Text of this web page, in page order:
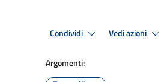
Condividi Vedi azioni
Argomenti: